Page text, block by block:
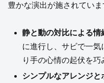
豊かな演出が施されていま
静と動の対比による情
に進行し、サビで一
り手の心情の起伏を巧
シンプルなアレンジと